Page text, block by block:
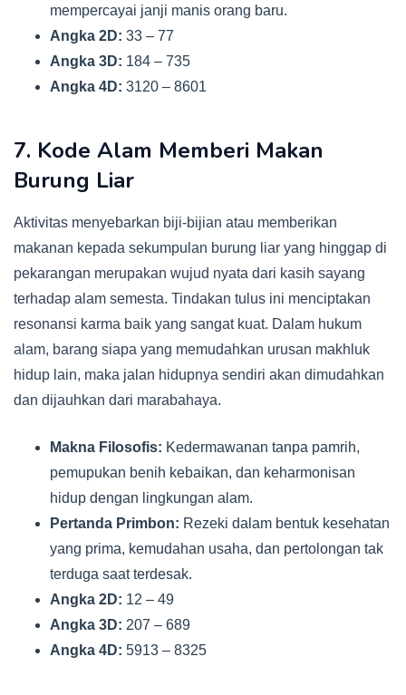
mempercayai janji manis orang baru.
Angka 2D: 33 – 77
Angka 3D: 184 – 735
Angka 4D: 3120 – 8601
7. Kode Alam Memberi Makan
Burung Liar
Aktivitas menyebarkan biji-bijian atau memberikan
makanan kepada sekumpulan burung liar yang hinggap di
pekarangan merupakan wujud nyata dari kasih sayang
terhadap alam semesta. Tindakan tulus ini menciptakan
resonansi karma baik yang sangat kuat. Dalam hukum
alam, barang siapa yang memudahkan urusan makhluk
hidup lain, maka jalan hidupnya sendiri akan dimudahkan
dan dijauhkan dari marabahaya.
Makna Filosofis: Kedermawanan tanpa pamrih,
pemupukan benih kebaikan, dan keharmonisan
hidup dengan lingkungan alam.
Pertanda Primbon: Rezeki dalam bentuk kesehatan
yang prima, kemudahan usaha, dan pertolongan tak
terduga saat terdesak.
Angka 2D: 12 – 49
Angka 3D: 207 – 689
Angka 4D: 5913 – 8325